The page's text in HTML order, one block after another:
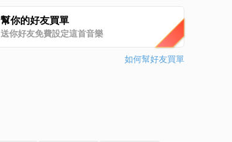
幫你的好友買單
送你好友免費設定這首音樂
如何幫好友買單